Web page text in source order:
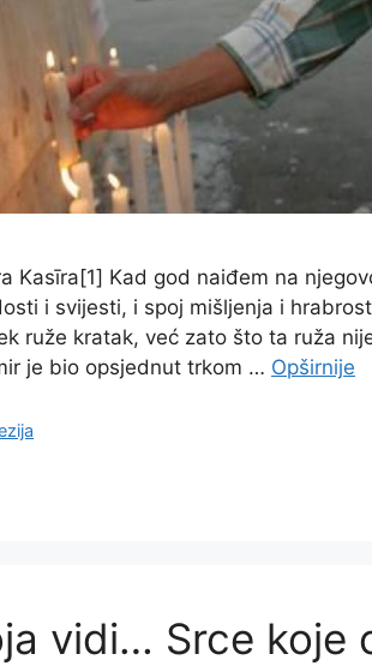
Kasīra[1] Kad god naiđem na
i svijesti, i spoj mišljenja i
ruže kratak, već zato što ta ruža
je bio opsjednut trkom … Opširnije
vidi… Srce koje